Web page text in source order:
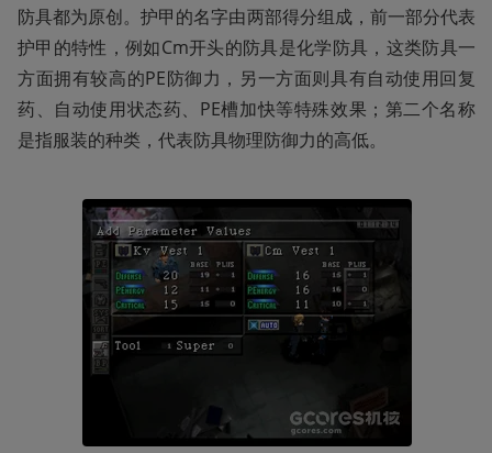
防具都为原创。护甲的名字由两部得分组成，前一部分代表
护甲的特性，例如Cm开头的防具是化学防具，这类防具一
方面拥有较高的PE防御力，另一方面则具有自动使用回复
药、自动使用状态药、PE槽加快等特殊效果；第二个名称
是指服装的种类，代表防具物理防御力的高低。